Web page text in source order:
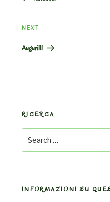
Next
NEXT
Auguri!!!
RICERCA
Search
for:
INFORMAZIONI SU